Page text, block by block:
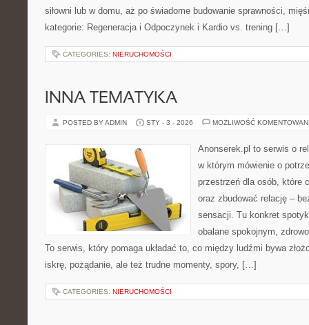
siłowni lub w domu, aż po świadome budowanie sprawności,
kategorie: Regeneracja i Odpoczynek i Kardio vs. trening […]
CATEGORIES: NIERUCHOMOŚCI
INNA TEMATYKA
POSTED BY ADMIN STY - 3 - 2026 MOŻLIWOŚĆ
Anonserek.pl to serwis o
w którym mówienie o
przestrzeń dla osób, które
oraz zbudować relację –
sensacji. Tu konkret
obalane spokojnym,
To serwis, który pomaga układać to, co między ludźmi bywa
iskrę, pożądanie, ale też trudne momenty, spory, […]
CATEGORIES: NIERUCHOMOŚCI